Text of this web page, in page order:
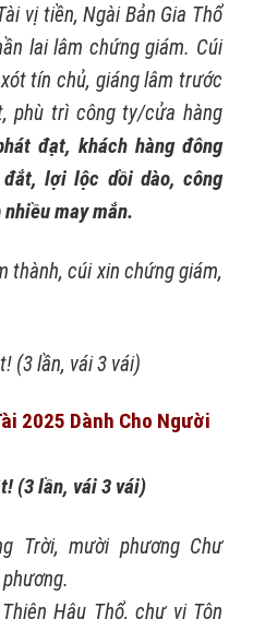
vị tiền, Ngài Bản Gia Thổ
lai lâm chứng giám. Cúi
tín chủ, giáng lâm trước
phù trì công ty/cửa hàng
đạt, khách hàng đông
đắt, lợi lộc dồi dào, công
may mắn.
thành, cúi xin chứng giám,
(3 lần, vái 3 vái)
2025 Dành Cho Người
(3 lần, vái 3 vái)
Trời, mười phương Chư
Hậu Thổ, chư vị Tôn